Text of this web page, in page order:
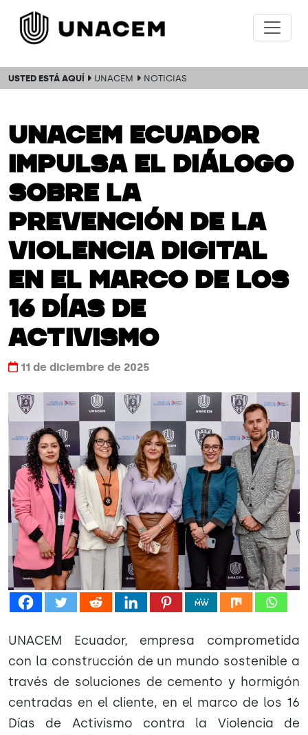
USTED ESTÁ AQUÍ UNACEM NOTICIAS
UNACEM Ecuador
impulsa el diálogo
sobre la
prevención de la
violencia digital
en el marco de los
16 Días de
Activismo
11 de diciembre de 2025
UNACEM Ecuador, empresa comprometida
con la construcción de un mundo sostenible a
través de soluciones de cemento y hormigón
centradas en el cliente, en el marco de los 16
Días de Activismo contra la Violencia de